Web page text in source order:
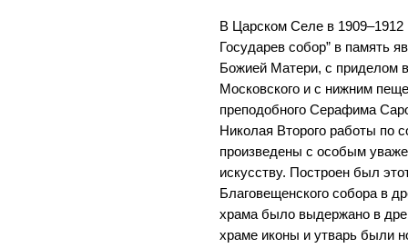
В Царском Селе в 1909–1912
Государев собор” в память
Божией Матери, с приделом
Московского и с нижним
преподобного Серафима
Николая Второго работы по
произведены с особым
искусству. Построен был
Благовещенского собора в
храма было выдержано в
храме иконы и утварь были